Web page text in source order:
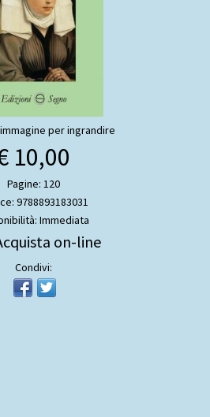
per ingrandire
10,00
Pagine: 120
9788893183031
Immediata
on-line
Condivi: